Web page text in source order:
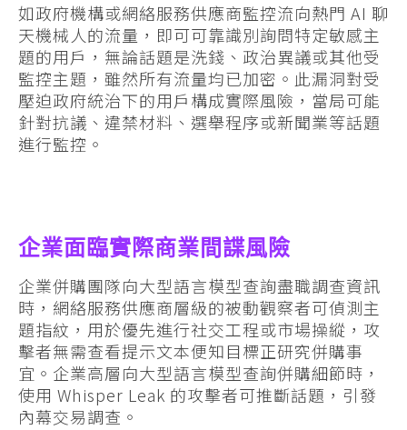
如政府機構或網絡服務供應商監控流向熱門 AI 聊
天機械人的流量，即可可靠識別詢問特定敏感主
題的用戶，無論話題是洗錢、政治異議或其他受
監控主題，雖然所有流量均已加密。此漏洞對受
壓迫政府統治下的用戶構成實際風險，當局可能
針對抗議、違禁材料、選舉程序或新聞業等話題
進行監控。
企業面臨實際商業間諜風險
企業併購團隊向大型語言模型查詢盡職調查資訊
時，網絡服務供應商層級的被動觀察者可偵測主
題指紋，用於優先進行社交工程或市場操縱，攻
擊者無需查看提示文本便知目標正研究併購事
宜。企業高層向大型語言模型查詢併購細節時，
使用 Whisper Leak 的攻擊者可推斷話題，引發
內幕交易調查。